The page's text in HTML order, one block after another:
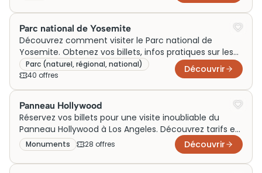
Parc national de Yosemite
Découvrez comment visiter le Parc national de
Yosemite. Obtenez vos billets, infos pratiques sur les
visites, prix et horaires.
Parc (naturel, régional, national)
40 offres
Découvrir
Panneau Hollywood
Réservez vos billets pour une visite inoubliable du
Panneau Hollywood à Los Angeles. Découvrez tarifs et
horaires dès maintenant!
Monuments 28 offres Découvrir